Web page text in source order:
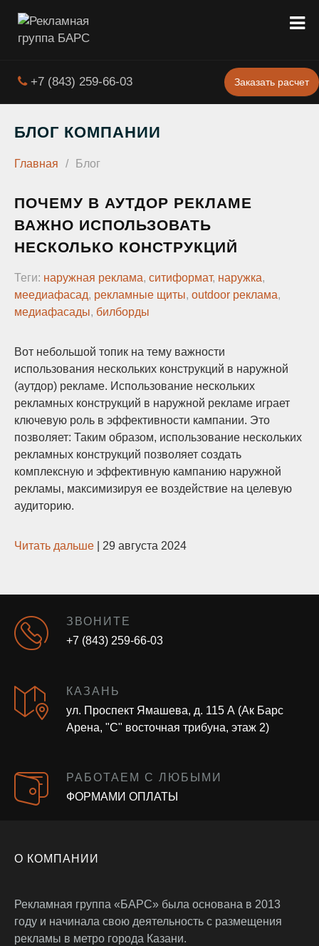
+7 (843) 259-66-03 Заказать расчет
БЛОГ КОМПАНИИ
Главная / Блог
ПОЧЕМУ В АУТДОР РЕКЛАМЕ
ВАЖНО ИСПОЛЬЗОВАТЬ
НЕСКОЛЬКО КОНСТРУКЦИЙ
Теги: наружная реклама, ситиформат, наружка,
меедиафасад, рекламные щиты, outdoor реклама,
медиафасады, билборды
Вот небольшой топик на тему важности
использования нескольких конструкций в наружной
(аутдор) рекламе. Использование нескольких
рекламных конструкций в наружной рекламе играет
ключевую роль в эффективности кампании. Это
позволяет: Таким образом, использование нескольких
рекламных конструкций позволяет создать
комплексную и эффективную кампанию наружной
рекламы, максимизируя ее воздействие на целевую
аудиторию.
Читать дальше 29 августа 2024
ЗВОНИТЕ
+7 (843) 259-66-03
КАЗАНЬ
ул. Проспект Ямашева, д. 115 А (Ак Барс
Арена, "С" восточная трибуна, этаж 2)
РАБОТАЕМ С ЛЮБЫМИ
ФОРМАМИ ОПЛАТЫ
О КОМПАНИИ
Рекламная группа «БАРС» была основана в 2013
году и начинала свою деятельность с размещения
рекламы в метро города Казани.